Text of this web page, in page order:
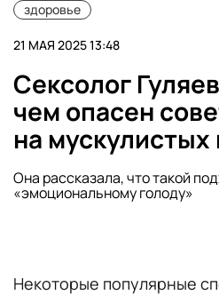
здоровье
21 МАЯ 2025 13:48
Сексолог
чем опасен
на
Она рассказала, что такой
«эмоциональному голоду»
Некоторые популярные